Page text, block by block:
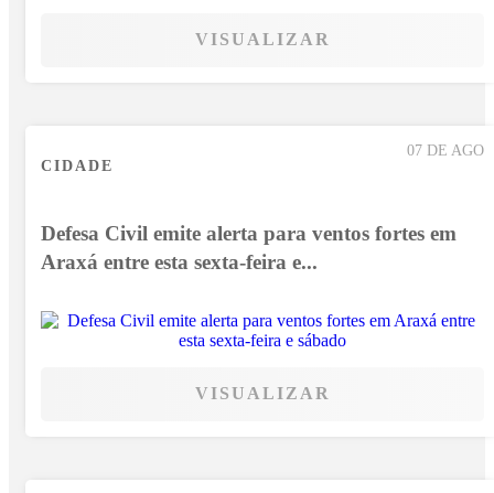
VISUALIZAR
07 DE AGO
CIDADE
Defesa Civil emite alerta para ventos fortes em
Araxá entre esta sexta-feira e...
VISUALIZAR